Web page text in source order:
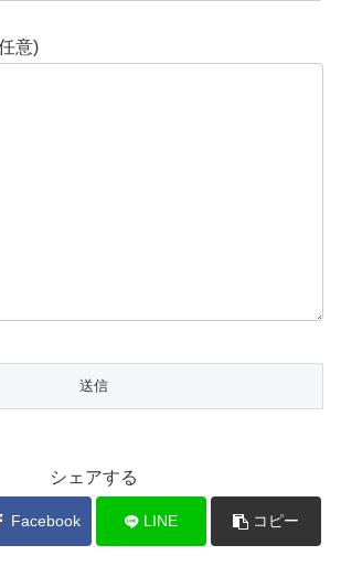
意)
シェアする
Facebook LINE コピー